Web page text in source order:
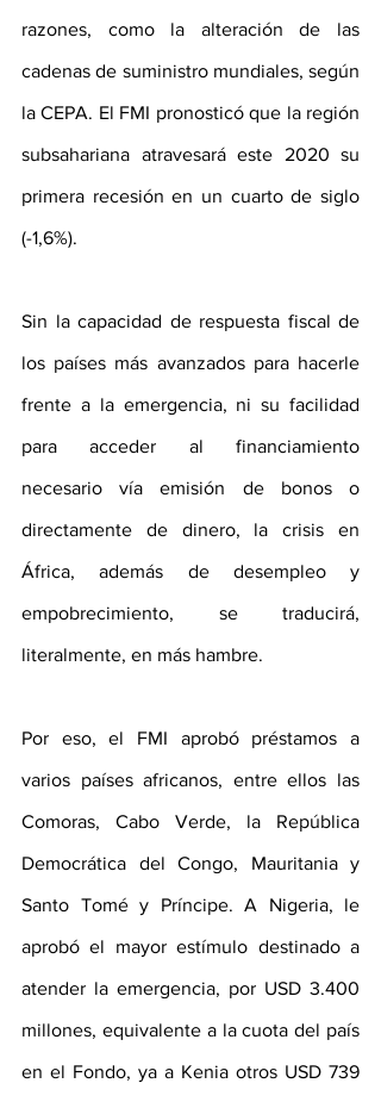
razones, como la alteración de las
cadenas de suministro mundiales, según
la CEPA. El FMI pronosticó que la región
subsahariana atravesará este 2020 su
primera recesión en un cuarto de siglo
(-1,6%).
Sin la capacidad de respuesta fiscal de
los países más avanzados para hacerle
frente a la emergencia, ni su facilidad
para acceder al financiamiento
necesario vía emisión de bonos o
directamente de dinero, la crisis en
África, además de desempleo y
empobrecimiento, se traducirá,
literalmente, en más hambre.
Por eso, el FMI aprobó préstamos a
varios países africanos, entre ellos las
Comoras, Cabo Verde, la República
Democrática del Congo, Mauritania y
Santo Tomé y Príncipe. A Nigeria, le
aprobó el mayor estímulo destinado a
atender la emergencia, por USD 3.400
millones, equivalente a la cuota del país
en el Fondo, ya a Kenia otros USD 739